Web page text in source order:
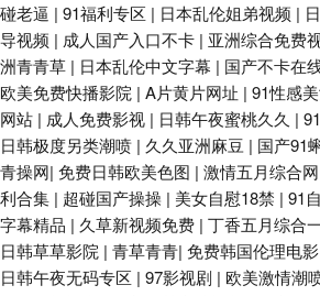
碰老逼 | 91福利专区 | 日本乱伦姐弟视频 |
导视频 | 成人国产入口不卡 | 亚洲综合免费
洲青青草 | 日本乱伦中文字幕 | 国产不卡在
欧美免费快播影院 | A片黄片网址 | 91性感
网站 | 成人免费影视 | 日韩午夜蜜桃久久 |
日韩极度另类潮喷 | 久久亚洲麻豆 | 国产91
青操网| 免费日韩欧美色图 | 激情五月综合网
利合集 | 超碰国产操操 | 美女自慰18禁 | 91
字幕精品 | 久草新视频免费 | 丁香五月综合
日韩草草影院 | 青草青青| 免费韩国伦理电影
日韩午夜无码专区 | 97影视剧 | 欧美激情潮